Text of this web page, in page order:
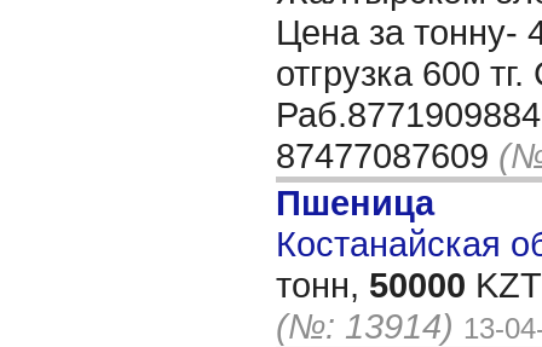
Цена за тонну-
отгрузка 600
87477087609
Пшеница
Костанайская
тонн, 50000
(№: 13914) 13-